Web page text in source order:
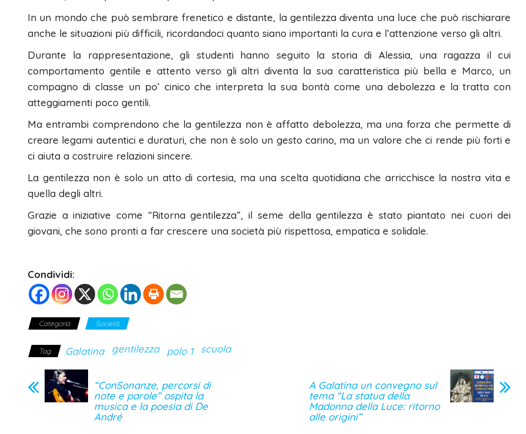
In un mondo che può sembrare frenetico e distante, la gentilezza diventa una luce che può rischiarare
anche le situazioni più difficili, ricordandoci quanto siano importanti la cura e l’attenzione verso gli altri.
Durante la rappresentazione, gli studenti hanno seguito la storia di Alessia, una ragazza il cui
comportamento gentile e attento verso gli altri diventa la sua caratteristica più bella e Marco, un
compagno di classe un po’ cinico che interpreta la sua bontà come una debolezza e la tratta con
atteggiamenti poco gentili.
Ma entrambi comprendono che la gentilezza non è affatto debolezza, ma una forza che permette di
creare legami autentici e duraturi, che non è solo un gesto carino, ma un valore che ci rende più forti e
ci aiuta a costruire relazioni sincere.
La gentilezza non è solo un atto di cortesia, ma una scelta quotidiana che arricchisce la nostra vita e
quella degli altri.
Grazie a iniziative come “Ritorna gentilezza”, il seme della gentilezza è stato piantato nei cuori dei
giovani, che sono pronti a far crescere una società più rispettosa, empatica e solidale.
Condividi:
Categoria Società
Tag Galatina gentilezza polo 1 scuola
“ConSonanze, percorsi di
note e parole” ospita la
musica e la poesia di De
André
A Galatina un convegno sul
tema “La statua della
Madonna della Luce: ritorno
alle origini”